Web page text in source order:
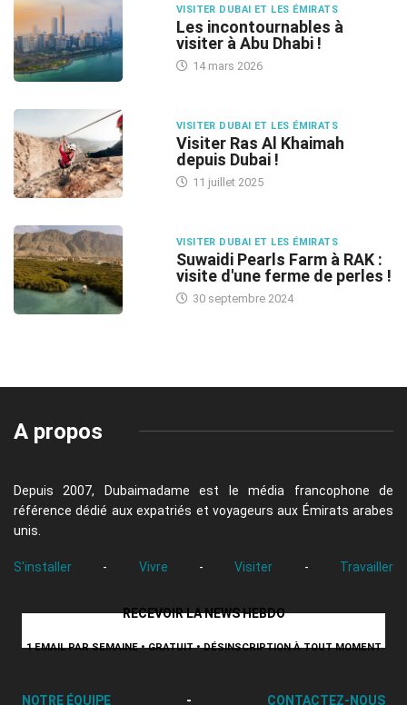
VISITER DUBAI ET LES ÉMIRATS
Les incontournables à
visiter à Abu Dhabi !
14 mars 2026
VISITER DUBAI ET LES ÉMIRATS
Visiter Ras Al Khaimah
depuis Dubai !
11 juillet 2025
VISITER DUBAI ET LES ÉMIRATS
Suwaidi Pearls Farm à RAK :
visite d'une ferme de perles !
30 septembre 2024
A propos
Depuis 2007, Dubaimadame est le média francophone de
référence dédié aux expatriés et voyageurs aux Émirats arabes
unis.
S'installer - Vivre - Visiter - Travailler
RECEVOIR LA NEWS HEBDO
1 EMAIL PAR SEMAINE • GRATUIT • DÉSINSCRIPTION À TOUT MOMENT
NOTRE ÉQUIPE - CONTACTEZ-NOUS